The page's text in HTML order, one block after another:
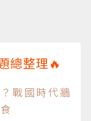
總整理🔥
戰國時代牆